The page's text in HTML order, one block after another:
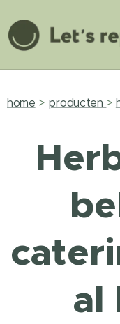
home > producten >
al